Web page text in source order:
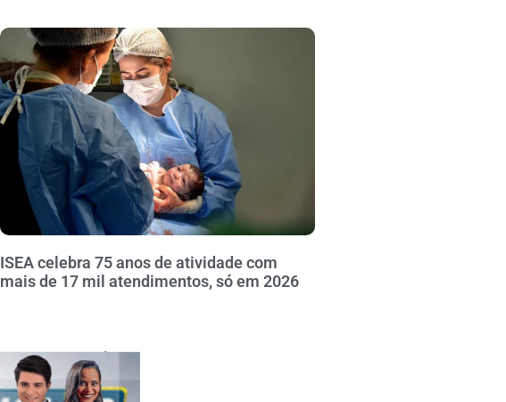
ISEA celebra 75 anos de atividade com
mais de 17 mil atendimentos, só em 2026